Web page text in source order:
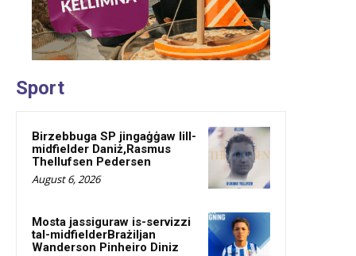
Sport
Birzebbuga SP jingaġġaw lill-
midfielder Daniż,Rasmus
Thellufsen Pedersen
August 6, 2026
Mosta jassiguraw is-servizzi
tal-midfielderBrażiljan
Wanderson Pinheiro Diniz